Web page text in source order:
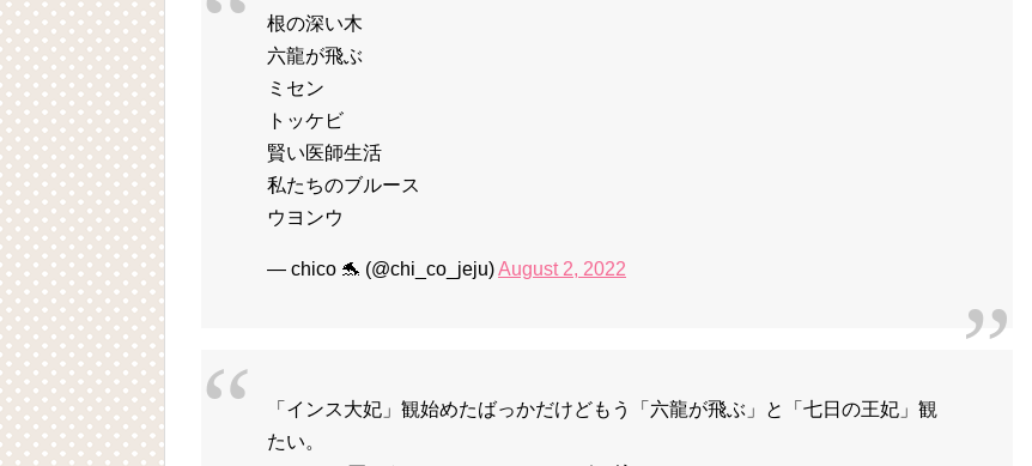
根の深い木
六龍が飛ぶ
ミセン
トッケビ
賢い医師生活
私たちのブルース
ウヨンウ
— chico 🐬 (@chi_co_jeju)August 2, 2022
「インス大妃」観始めたばっかだけどもう「六龍が飛ぶ」と「七日の王妃」観
たい。